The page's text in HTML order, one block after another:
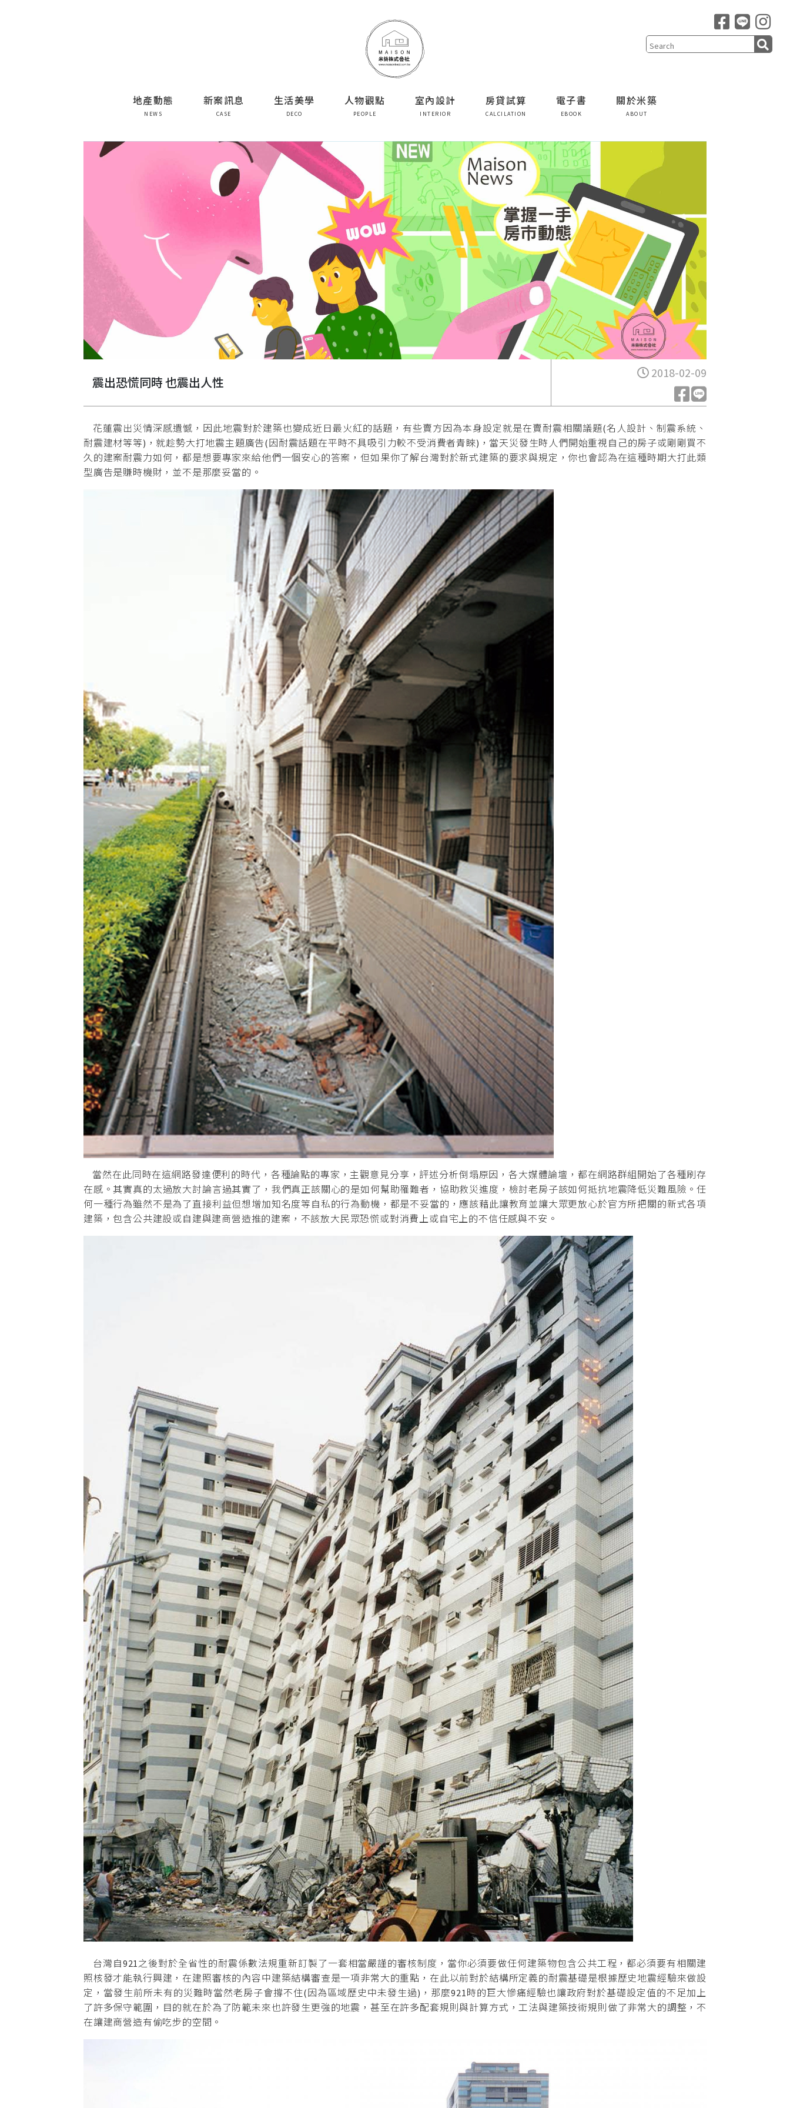
地產動態
NEWS
新案訊息
CASE
生活美學
DECO
人物觀點
PEOPLE
室內設計
INTERIOR
房貸試算
CALCILATION
電子書
EBOOK
關於米築
ABOUT
震出恐慌同時 也震出人性
2018-02-09
花蓮震出災情深感遺憾，因此地震對於建築也變成近日最火紅的話題，有些賣方因為本身設定就是在賣耐震相關議題(名人設計、制震系統、
耐震建材等等)，就趁勢大打地震主題廣告(因耐震話題在平時不具吸引力較不受消費者青睞)，當天災發生時人們開始重視自己的房子或剛剛買不
久的建案耐震力如何，都是想要專家來給他們一個安心的答案，但如果你了解台灣對於新式建築的要求與規定，你也會認為在這種時期大打此類
型廣告是賺時機財，並不是那麼妥當的。
當然在此同時在這網路發達便利的時代，各種論點的專家，主觀意見分享，評述分析倒塌原因，各大媒體論壇，都在網路群組開始了各種刷存
在感。其實真的太過放大討論言過其實了，我們真正該關心的是如何幫助罹難者，協助救災進度，檢討老房子該如何抵抗地震降低災難風險。任
何一種行為雖然不是為了直接利益但想增加知名度等自私的行為動機，都是不妥當的，應該藉此讓教育並讓大眾更放心於官方所把關的新式各項
建築，包含公共建設或自建與建商營造推的建案，不該放大民眾恐慌或對消費上或自宅上的不信任感與不安。
台灣自921之後對於全省性的耐震係數法規重新訂製了一套相當嚴謹的審核制度，當你必須要做任何建築物包含公共工程，都必須要有相關建
照核發才能執行興建，在建照審核的內容中建築結構審查是一項非常大的重點，在此以前對於結構所定義的耐震基礎是根據歷史地震經驗來做設
定，當發生前所未有的災難時當然老房子會撐不住(因為區域歷史中未發生過)，那麼921時的巨大慘痛經驗也讓政府對於基礎設定值的不足加上
了許多保守範圍，目的就在於為了防範未來也許發生更強的地震，甚至在許多配套規則與計算方式，工法與建築技術規則做了非常大的調整，不
在讓建商營造有偷吃步的空間。